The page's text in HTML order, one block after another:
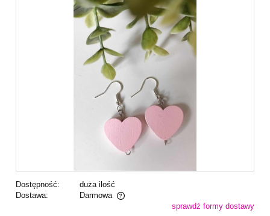
Dostępność:
duża ilość
Dostawa:
Darmowa
Cena nie zawiera ewentualnych kosztów płatnościsprawdź formy dostawy